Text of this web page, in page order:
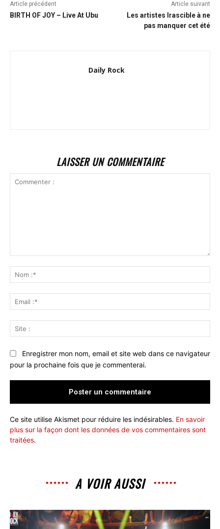
Article précédent
BIRTH OF JOY – Live At Ubu
Article suivant
Les artistes Irascible à ne
pas manquer cet été
Daily Rock
LAISSER UN COMMENTAIRE
:*
:*
:
Enregistrer mon nom, email et site web dans ce navigateur
pour la prochaine fois que je commenterai.
Ce site utilise Akismet pour réduire les indésirables. En savoir
plus sur la façon dont les données de vos commentaires sont
traitées.
A VOIR AUSSI